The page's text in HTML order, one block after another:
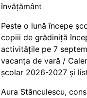
învățământ
Peste o lună începe
copiii de grădiniță
activitățile pe 7
vacanța de vară /
școlar 2026-2027 și
Aura Stănculescu,